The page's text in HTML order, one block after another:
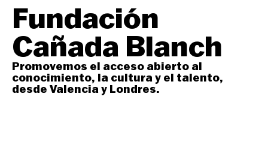
Fundación
Cañada Blanch
Promovemos el acceso abierto al
conocimiento, la cultura y el talento,
desde Valencia y Londres.